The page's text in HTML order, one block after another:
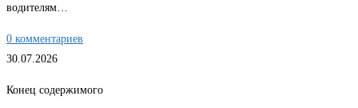
водителям…
0 комментариев
30.07.2026
Конец содержимого